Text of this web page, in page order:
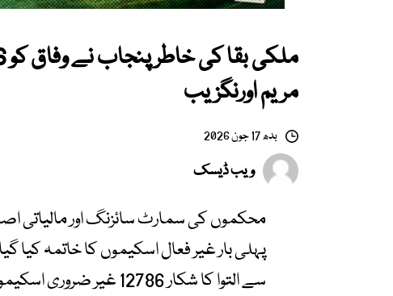
مریم اورنگزیب
بدھ 17 جون 2026
ویب ڈیسک
محکموں کی سمارٹ سائزنگ اور مالیاتی
سے التوا کا شکار 12786